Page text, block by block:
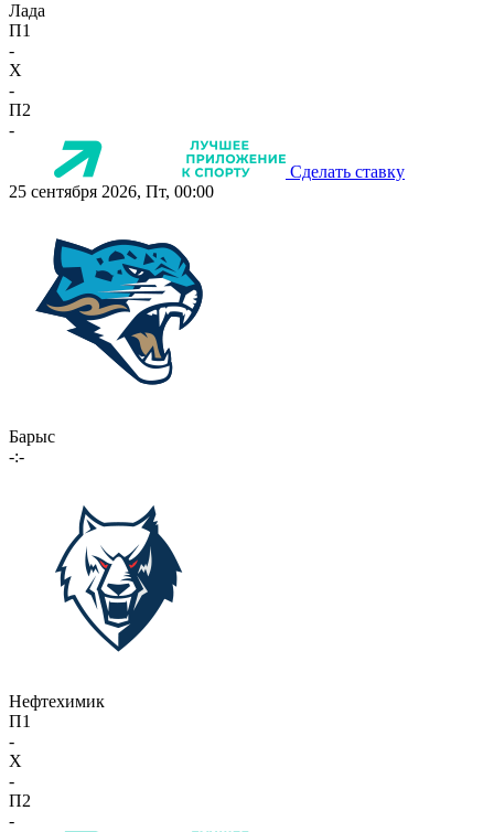
Лада
П1
-
X
-
П2
-
Сделать ставку
25 сентября 2026, Пт, 00:00
Барыс
-:-
Нефтехимик
П1
-
X
-
П2
-